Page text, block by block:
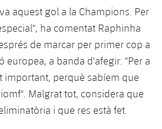
aquest gol a la Champions. Per
ha comentat Raphinha
de marcar per primer cop a
europea, a banda d'afegir: "Per a
important, perquè sabíem que
Malgrat tot, considera que
i que res està fet.